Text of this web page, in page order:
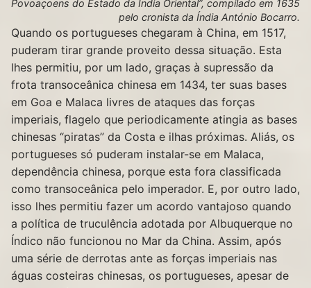
Povoaçoens do Estado da India Oriental”, compilado em 1635
pelo cronista da Índia António Bocarro.
Quando os portugueses chegaram à China, em 1517,
puderam tirar grande proveito dessa situação. Esta
lhes permitiu, por um lado, graças à supressão da
frota transoceânica chinesa em 1434, ter suas bases
em Goa e Malaca livres de ataques das forças
imperiais, flagelo que periodicamente atingia as bases
chinesas “piratas” da Costa e ilhas próximas. Aliás, os
portugueses só puderam instalar-se em Malaca,
dependência chinesa, porque esta fora classificada
como transoceânica pelo imperador. E, por outro lado,
isso lhes permitiu fazer um acordo vantajoso quando
a política de truculência adotada por Albuquerque no
Índico não funcionou no Mar da China. Assim, após
uma série de derrotas ante as forças imperiais nas
águas costeiras chinesas, os portugueses, apesar de